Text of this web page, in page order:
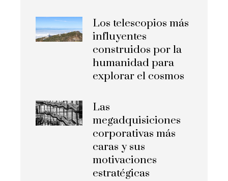
Los telescopios más
influyentes
construidos por la
humanidad para
explorar el cosmos
Las
megadquisiciones
corporativas más
caras y sus
motivaciones
estratégicas